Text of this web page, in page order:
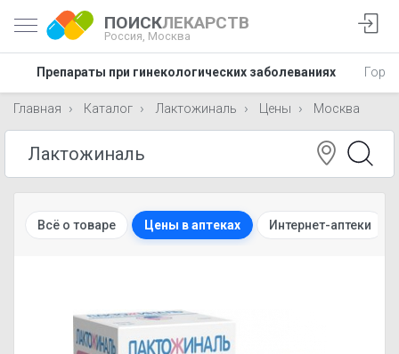
ПОИСКЛЕКАРСТВ
Россия, Москва
Препараты при гинекологических заболеваниях
Главная Каталог Лактожиналь Цены Москва
Всё о товаре Цены в аптеках Интернет-аптеки